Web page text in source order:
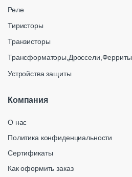
Реле
Тиристоры
Транзисторы
Трансформаторы,Дроссели,Ферриты
Устройства защиты
Компания
О нас
Политика конфиденциальности
Сертификаты
Как оформить заказ